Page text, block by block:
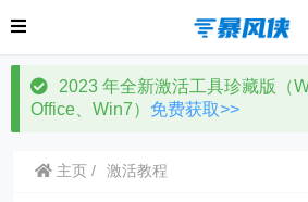
2023 年全新激活工具珍藏版（
Office、Win7） 免费获取>>
主页 激活教程